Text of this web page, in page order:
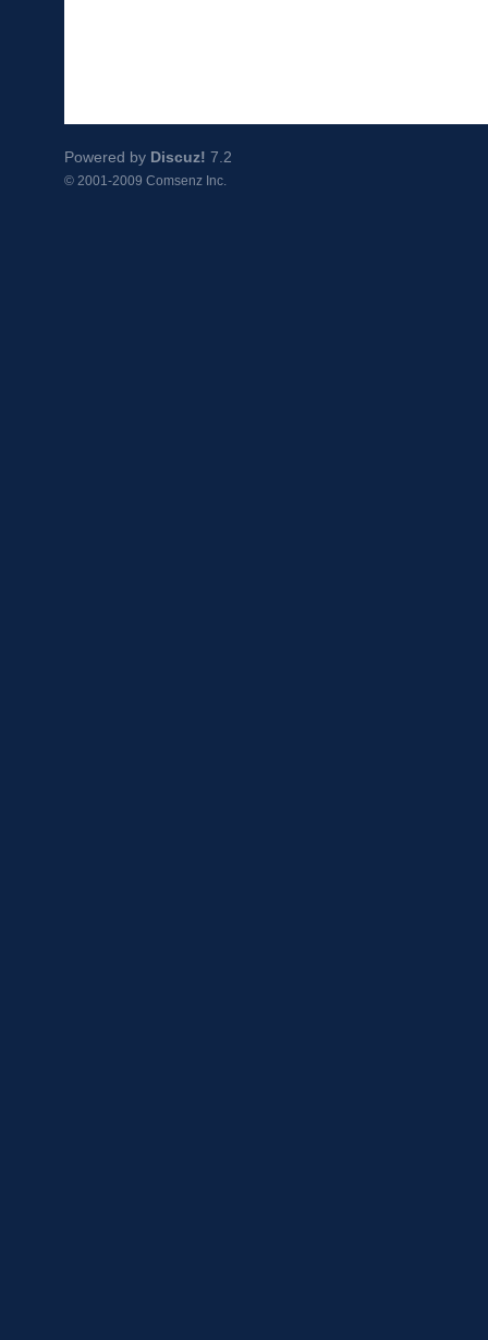
Powered by Discuz! 7.2
© 2001-2009 Comsenz Inc.